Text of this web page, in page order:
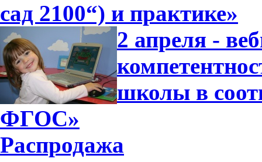
сад 2100“) и практике»
2 апреля -
школы в
ФГОС»
Распродажа